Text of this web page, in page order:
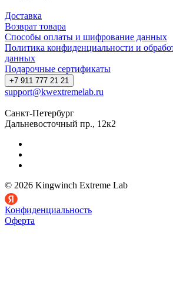
Доставка
Возврат товара
Способы оплаты и шифрование данных
Политика конфиденциальности и
данных
Подарочные сертификаты
+7 911 777 21 21
support@kwextremelab.ru
Санкт-Петербург
Дальневосточный пр., 12к2
© 2026 Kingwinch Extreme Lab
Конфиденциальность
Оферта